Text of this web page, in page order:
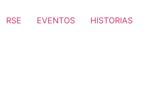
RSE EVENTOS HISTORIAS